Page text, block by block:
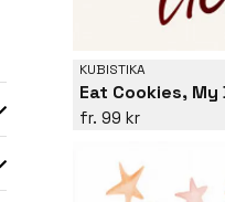
KUBISTIKA
Eat Cookies, My
99 kr